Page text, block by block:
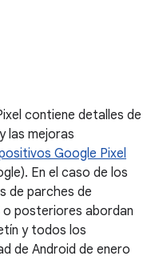
contiene detalles de
las mejoras
Google Pixel
En el caso de los
de parches de
o posteriores abordan
y todos los
de Android de enero